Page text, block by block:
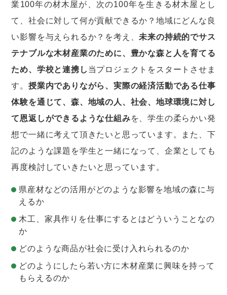
業100年の材木屋が、次の100年を生きる材木屋とし
て、社会に対して何が貢献できるか？地域にどんな良
い影響を与えられるか？を考え、未来の持続的でサス
テナブルな木材産業のために、豊かな森と人を育てる
ため、学校と連携し 当プロジェクトをスタートさせま
す。 授業内でありながら、実際の経済活動である仕事
体験を通じて、森、地域の人、社会、地球環境に対し
て恩返しができるような仕組みを、学生の柔らかい発
想で一緒に考えて頂きたいと思っています。また、下
記のような課題を学生と一緒になって、企業としても
再度検討していきたいと思っています。
県産材などの活用がどのような影響を地域の森に与
えるか
木工、家具作りを仕事にするとはどういうことなの
か
どのような商品が社会に受け入れられるのか
どのようにしたら若い方に木材産業に興味を持って
もらえるのか